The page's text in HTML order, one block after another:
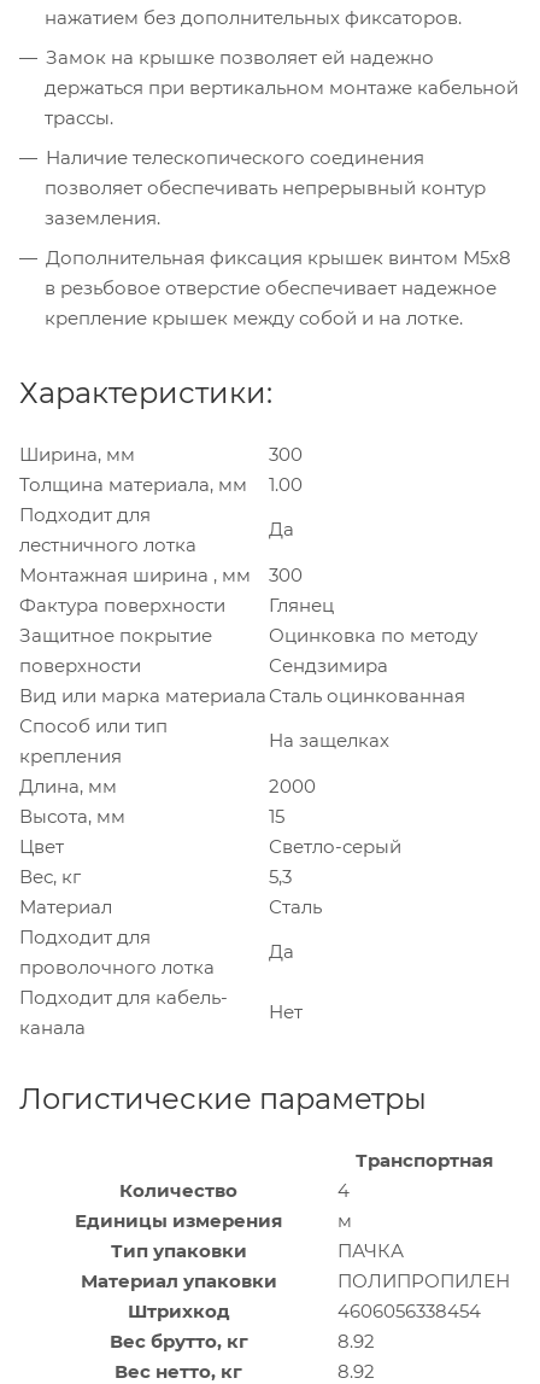
нажатием без дополнительных фиксаторов.
Замок на крышке позволяет ей надежно
держаться при вертикальном монтаже кабельной
трассы.
Наличие телескопического соединения
позволяет обеспечивать непрерывный контур
заземления.
Дополнительная фиксация крышек винтом М5х8
в резьбовое отверстие обеспечивает надежное
крепление крышек между собой и на лотке.
Характеристики:
Ширина, мм
300
Толщина материала, мм
1.00
Подходит для
лестничного лотка
Да
Монтажная ширина , мм
300
Фактура поверхности
Глянец
Защитное покрытие
поверхности
Оцинковка по методу
Сендзимира
Вид или марка материала Сталь оцинкованная
Способ или тип
крепления
На защелках
Длина, мм
2000
Высота, мм
15
Цвет
Светло-серый
Вес, кг
5,3
Материал
Сталь
Подходит для
проволочного лотка
Да
Подходит для кабель-
канала
Нет
Логистические параметры
Транспортная
Количество
4
Единицы измерения
м
Тип упаковки
ПАЧКА
Материал упаковки
ПОЛИПРОПИЛЕН
Штрихкод
4606056338454
Вес брутто, кг
8.92
Вес нетто, кг
8.92